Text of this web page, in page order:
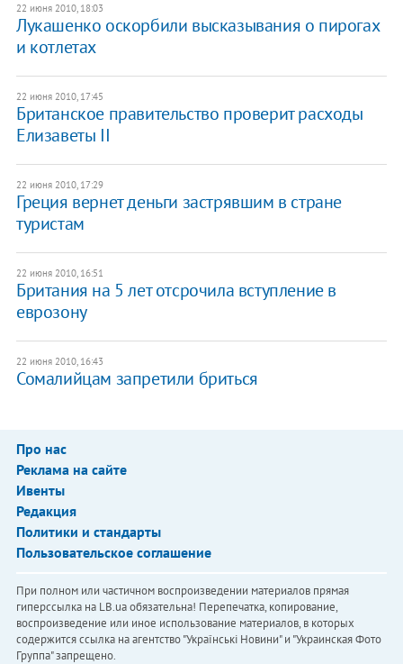
22 июня 2010, 18:03
Лукашенко оскорбили высказывания о пирогах
и котлетах
22 июня 2010, 17:45
Британское правительство проверит расходы
Елизаветы II
22 июня 2010, 17:29
Греция вернет деньги застрявшим в стране
туристам
22 июня 2010, 16:51
Британия на 5 лет отсрочила вступление в
еврозону
22 июня 2010, 16:43
Сомалийцам запретили бриться
Про нас
Реклама на сайте
Ивенты
Редакция
Политики и стандарты
Пользовательское соглашение
При полном или частичном воспроизведении материалов прямая
гиперссылка на LB.ua обязательна! Перепечатка, копирование,
воспроизведение или иное использование материалов, в которых
содержится ссылка на агентство "Українськi Новини" и "Украинская Фото
Группа" запрещено.